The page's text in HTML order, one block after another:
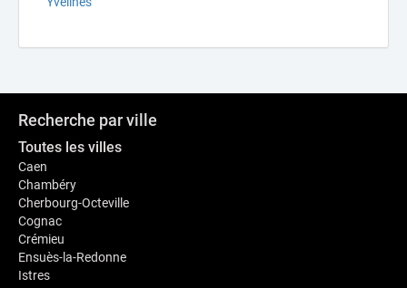
Recherche par ville
Toutes les villes
Caen
Chambéry
Cherbourg-Octeville
Cognac
Crémieu
Ensuès-la-Redonne
Istres